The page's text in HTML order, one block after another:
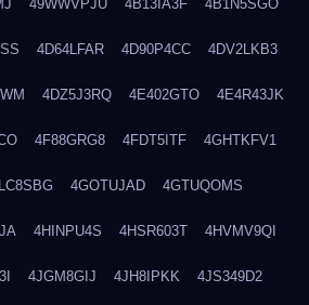
49WWVPJU 4B13IA3F 4B1N5SGO
4D64LFAR 4D90P4CC 4DV2LKB3
4DZ5J3RQ 4E402GTO 4E4R43JK
4F88GRG8 4FDT5ITF 4GHTKFV1
4GOTUJAD 4GTUQOMS
4HINPU4S 4HSR603T 4HVMV9QI
4JGM8GIJ 4JH8IPKK 4JS349D2